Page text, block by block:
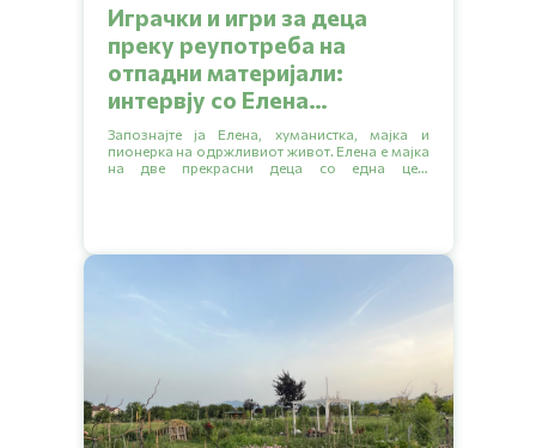
Играчки и игри за деца
преку реупотреба на
отпадни материјали:
интервју со Елена
Стојчевска
Запознајте ја Елена, хуманистка, мајка и
пионерка на одржливиот живот. Елена е мајка
на две прекрасни деца со една цел: